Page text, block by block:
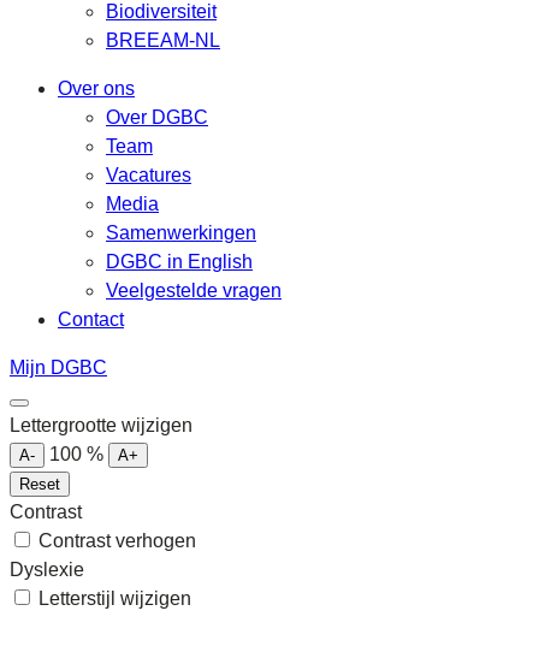
Biodiversiteit
BREEAM-NL
Over ons
Over DGBC
Team
Vacatures
Media
Samenwerkingen
DGBC in English
Veelgestelde vragen
Contact
Mijn DGBC
Lettergrootte wijzigen
A- 100 %
A+
Reset
Contrast
Contrast verhogen
Dyslexie
Letterstijl wijzigen